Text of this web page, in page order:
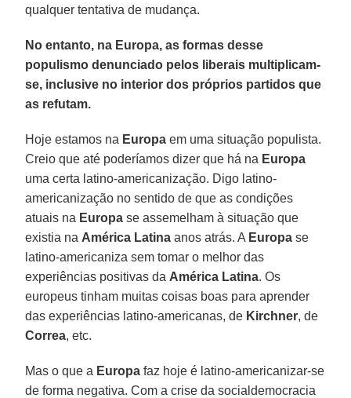
qualquer tentativa de mudança.
No entanto, na Europa, as formas desse
populismo denunciado pelos liberais multiplicam-
se, inclusive no interior dos próprios partidos que
as refutam.
Hoje estamos na Europa em uma situação populista.
Creio que até poderíamos dizer que há na Europa
uma certa latino-americanização. Digo latino-
americanização no sentido de que as condições
atuais na Europa se assemelham à situação que
existia na América Latina anos atrás. A Europa se
latino-americaniza sem tomar o melhor das
experiências positivas da América Latina. Os
europeus tinham muitas coisas boas para aprender
das experiências latino-americanas, de Kirchner, de
Correa, etc.
Mas o que a Europa faz hoje é latino-americanizar-se
de forma negativa. Com a crise da socialdemocracia